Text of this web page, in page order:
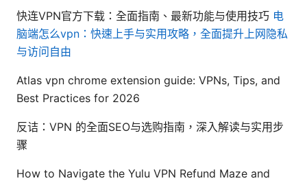
快连VPN官方下载：全面指南、最新功能与使用技巧 电
脑端怎么vpn：快速上手与实用攻略，全面提升上网隐私
与访问自由
Atlas vpn chrome extension guide: VPNs, Tips, and
Best Practices for 2026
反诘：VPN 的全面SEO与选购指南，深入解读与实用步
骤
How to Navigate the Yulu VPN Refund Maze and